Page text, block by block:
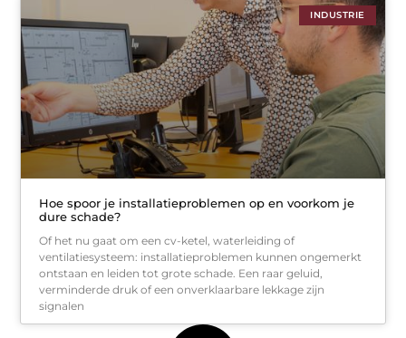
INDUSTRIE
Hoe spoor je installatieproblemen op en voorkom je
dure schade?
Of het nu gaat om een cv-ketel, waterleiding of
ventilatiesysteem: installatieproblemen kunnen ongemerkt
ontstaan en leiden tot grote schade. Een raar geluid,
verminderde druk of een onverklaarbare lekkage zijn
signalen